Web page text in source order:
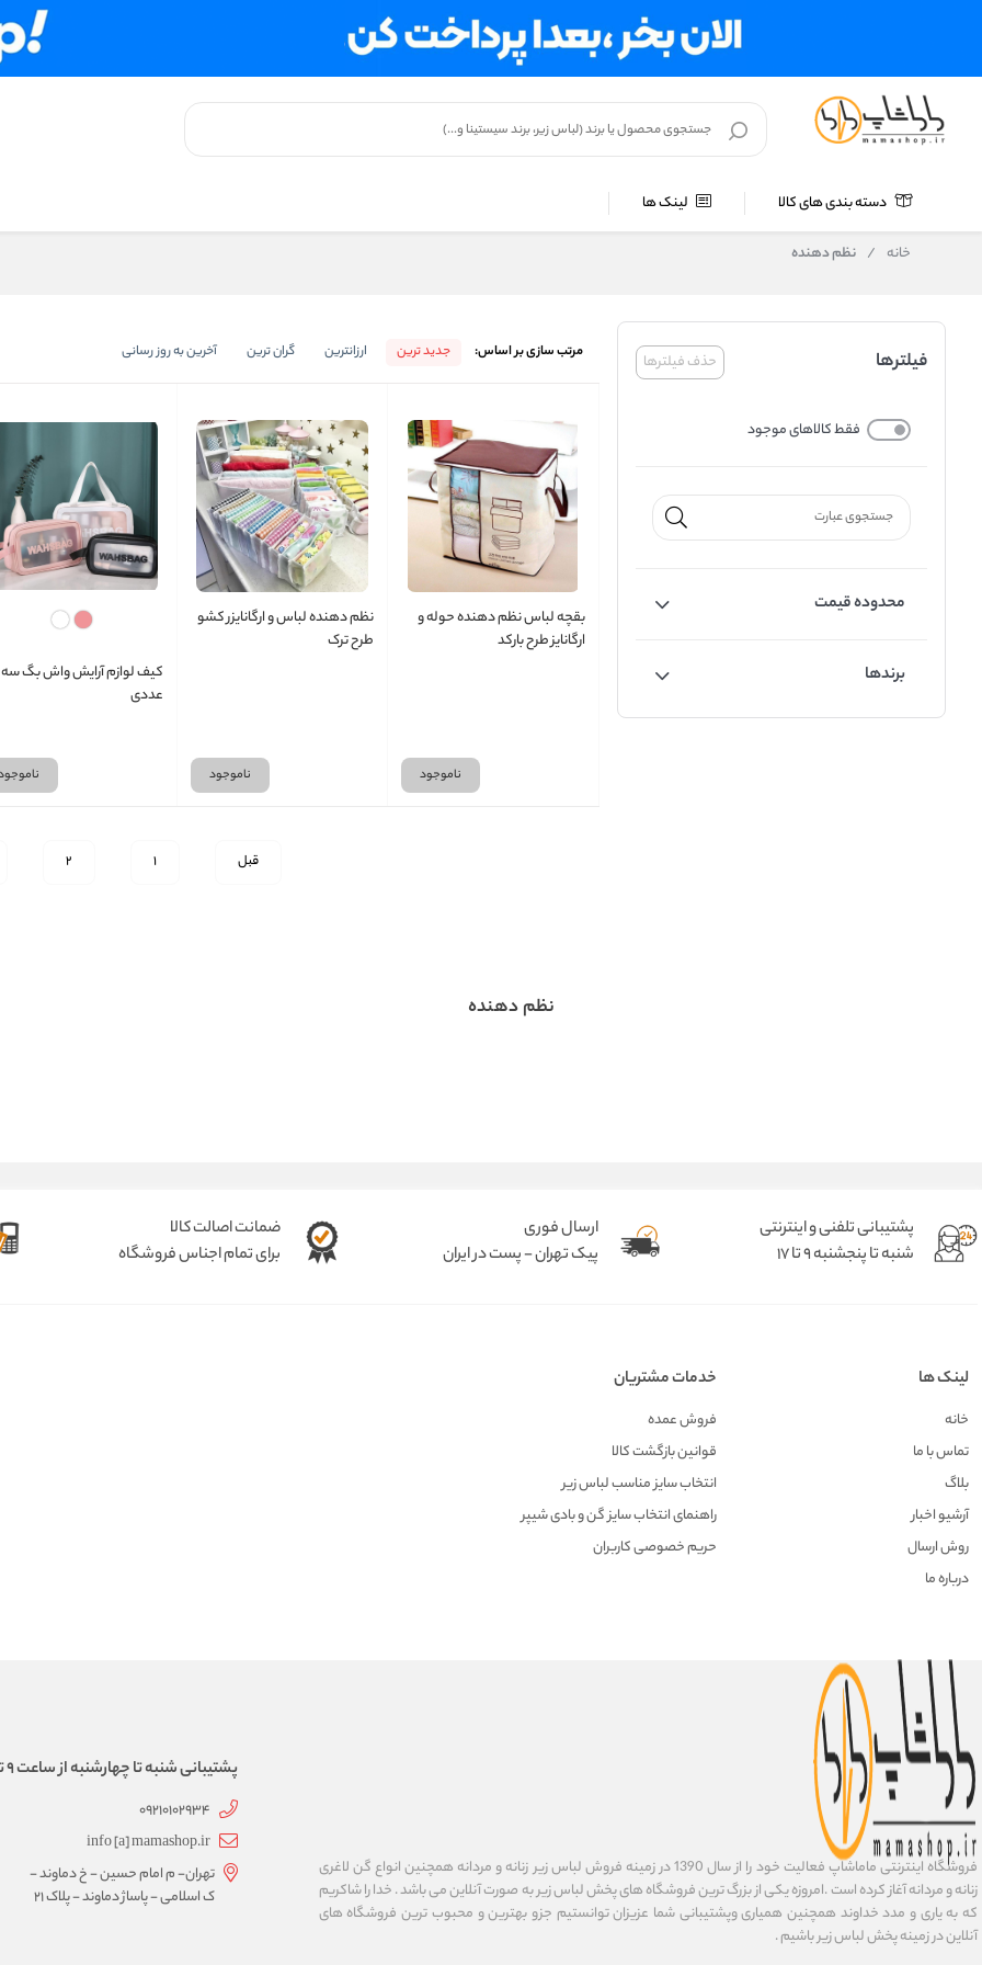
دسته بندی های کالا لینک ها
خانه / نظم دهنده
حذف فیلترها فیلترها
فقط کالاهای موجود
محدوده قیمت
برندها
مرتب سازی بر اساس: جدید ترین ارزانترین گران ترین آخرین به روز رسانی
بقچه لباس نظم دهنده حوله و
ارگانایز طرح بارکد
ناموجود
نظم دهنده لباس و ارگانایزر کشو
طرح ترک
ناموجود
کیف لوازم آرایش واش بگ سه
عددی
قبل 1
2
نظم دهنده
پشتیبانی تلفنی و اینترنتی
شنبه تا پنجشنبه 9 تا 17
ارسال فوری
پیک تهران - پست در ایران
ضمانت اصالت کالا
برای تمام اجناس فروشگاه
لینک ها
خانه
تماس با ما
بلاگ
آرشیو اخبار
روش ارسال
درباره ما
خدمات مشتریان
فروش عمده
قوانین بازگشت کالا
انتخاب سایز مناسب لباس زیر
راهنمای انتخاب سایز گن و بادی شیپر
حریم خصوصی کاربران
فروشگاه اینترنتی ماماشاپ فعالیت خود را از سال 1390 در زمینه فروش لباس زیر زنانه و مردانه همچنین انواع گن لاغری
زنانه و مردانه آغاز کرده است .امروزه یکی از بزرگ ترین فروشگاه های پخش لباس زیر به صورت آنلاین می باشد . خدا را شاکریم
که به یاری و مدد خداوند همچنین همیاری وپشتیبانی شما عزیزان توانستیم جزو بهترین و محبوب ترین فروشگاه های
آنلاین در زمینه پخش لباس زیر باشیم .
پشتیبانی شنبه تا چهارشنبه از ساعت 9 تا 17
09210102934
info [a] mamashop.ir
تهران- م امام حسین - خ دماوند -
ک اسلامی - پاساژ دماوند - پلاک 21